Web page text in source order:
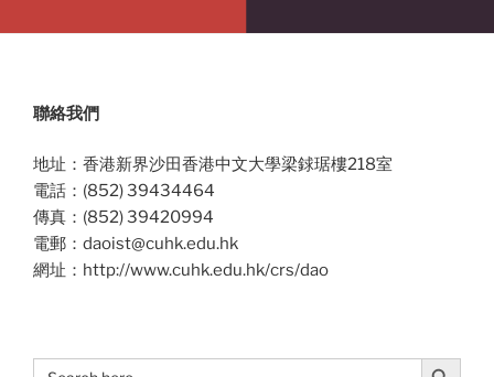
聯絡我們
地址：香港新界沙田香港中文大學梁銶琚樓218室
電話：(852) 39434464
傳真：(852) 39420994
電郵：daoist@cuhk.edu.hk
網址：http://www.cuhk.edu.hk/crs/dao
Search
Search Button